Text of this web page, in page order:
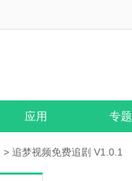
应用 专题
> 追梦视频免费追剧 V1.0.1